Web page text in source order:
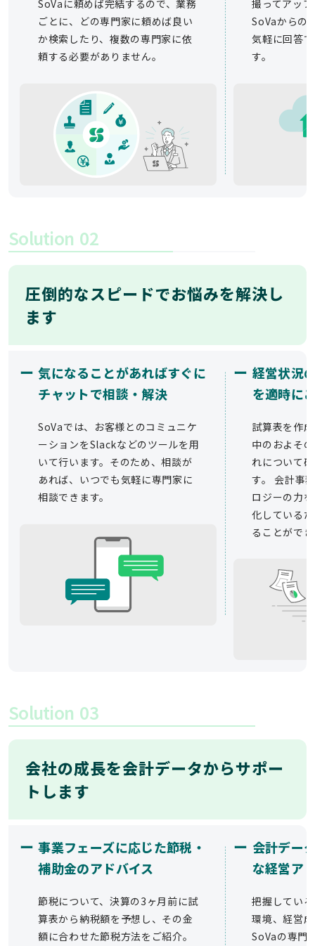
SoVaに頼めば完結するので、業務
ごとに、どの専門家に頼めば良い
か検索したり、複数の専門家に依
頼する必要がありません。
撮ってアッ
SoVaからの
気軽に回答
す。
Solution 02
圧倒的なスピードでお悩みを解決し
ます
ー 気になることがあればすぐに
チャットで相談・解決
SoVaでは、お客様とのコミュニケ
ーションをSlackなどのツールを用
いて行います。そのため、相談が
あれば、いつでも気軽に専門家に
相談できます。
ー 経営状況
を適時に
試算表を作
中のおよそ
れについて
す。 会計事
ロジーの力
化している
ることがで
Solution 03
会社の成長を会計データからサポー
トします
ー 事業フェーズに応じた節税・
補助金のアドバイス
節税について、決算の3ヶ月前に試
算表から納税額を予想し、その金
額に合わせた節税方法をご紹介。
ー 会計デー
な経営ア
把握してい
環境、経営
SoVaの専門